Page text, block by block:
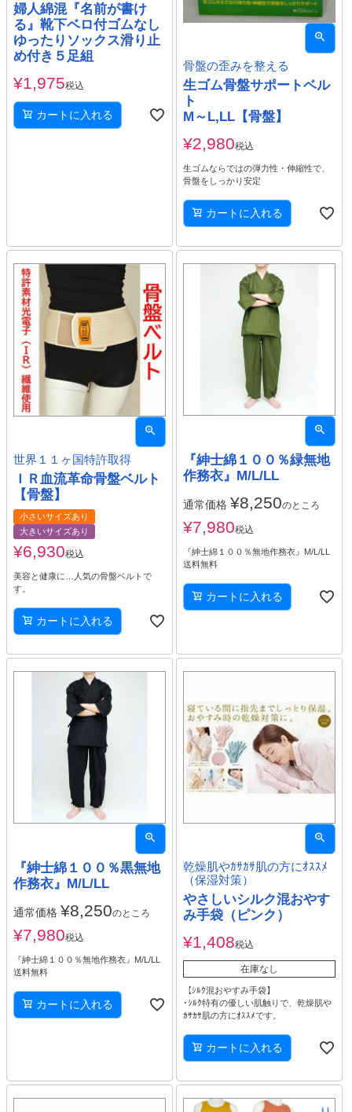
婦人綿混『名前が書け
る』靴下ベロ付ゴムなし
ゆったりソックス滑り止
め付き５足組
¥1,975税込
カートに入れる
骨盤の歪みを整える
生ゴム骨盤サポートベル
ト
M～L,LL【骨盤】
¥2,980税込
生ゴムならではの弾力性・伸縮性で、
骨盤をしっかり安定
カートに入れる
世界１１ヶ国特許取得
ＩＲ血流革命骨盤ベルト
【骨盤】
小さいサイズあり
大きいサイズあり
¥6,930税込
美容と健康に…人気の骨盤ベルトで
す。
カートに入れる
『紳士綿１００％緑無地
作務衣』M/L/LL
通常価格 ¥8,250のところ
¥7,980税込
『紳士綿１００％無地作務衣』M/L/LL
送料無料
カートに入れる
『紳士綿１００％黒無地
作務衣』M/L/LL
通常価格 ¥8,250のところ
¥7,980税込
『紳士綿１００％無地作務衣』M/L/LL
送料無料
カートに入れる
乾燥肌やｶｻｶｻ肌の方にｵｽｽﾒ
（保湿対策）
やさしいシルク混おやす
み手袋（ピンク）
¥1,408税込
在庫なし
【ｼﾙｸ混おやすみ手袋】
･ｼﾙｸ特有の優しい肌触りで、乾燥肌や
ｶｻｶｻ肌の方にｵｽｽﾒです。
カートに入れる